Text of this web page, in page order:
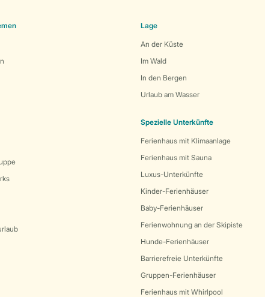
Lage
An der Küste
Im Wald
In den Bergen
Urlaub am Wasser
Spezielle Unterkünfte
Ferienhaus mit Klimaanlage
Ferienhaus mit Sauna
Luxus-Unterkünfte
Kinder-Ferienhäuser
Baby-Ferienhäuser
Ferienwohnung an der Skipiste
Hunde-Ferienhäuser
Barrierefreie Unterkünfte
Gruppen-Ferienhäuser
Ferienhaus mit Whirlpool